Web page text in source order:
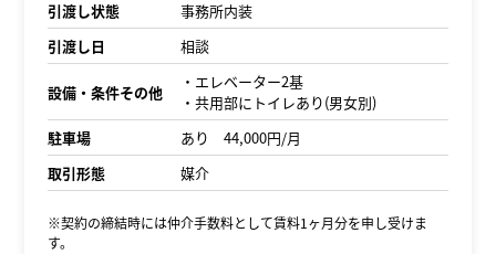
引渡し状態
事務所内装
引渡し日
相談
設備・条件その他
・エレベーター2基
・共用部にトイレあり(男女別)
駐車場
あり 44,000円/月
取引形態
媒介
※契約の締結時には仲介手数料として賃料1ヶ月分を申し受けま
す。